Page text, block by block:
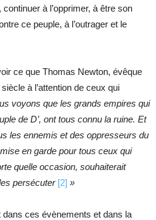
à l’opprimer, à être son
ce peuple, à l’outrager et le
ce que Thomas Newton, évêque
à l’attention de ceux qui
voyons que les grands empires qui
de D’, ont tous connu la ruine. Et
les ennemis et des oppresseurs du
en garde pour tous ceux qui
quelle occasion, souhaiterait
persécuter [2] »
ces évènements et dans la